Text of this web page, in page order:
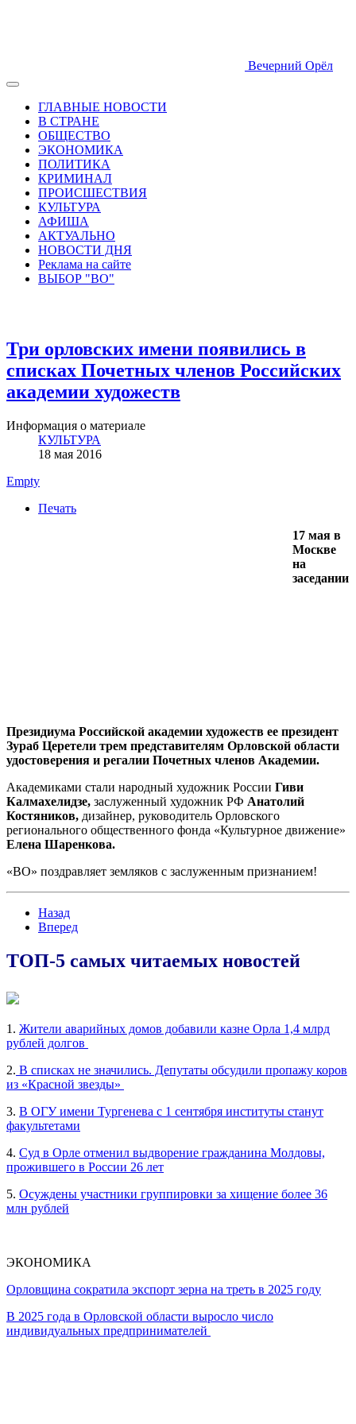
Вечерний Орёл
ГЛАВНЫЕ НОВОСТИ
В СТРАНЕ
ОБЩЕСТВО
ЭКОНОМИКА
ПОЛИТИКА
КРИМИНАЛ
ПРОИСШЕСТВИЯ
КУЛЬТУРА
АФИША
АКТУАЛЬНО
НОВОСТИ ДНЯ
Реклама на сайте
ВЫБОР "ВО"
Три орловских имени появились в
списках Почетных членов Российских
академии художеств
Информация о материале
КУЛЬТУРА
18 мая 2016
Empty
Печать
17 мая в
Москве
на
заседании
Президиума Российской академии художеств ее президент
Зураб Церетели трем представителям Орловской области
удостоверения и регалии Почетных членов Академии.
Академиками стали народный художник России Гиви
Калмахелидзе, заслуженный художник РФ Анатолий
Костяников, дизайнер, руководитель Орловского
регионального общественного фонда «Культурное движение»
Елена Шаренкова.
«ВО» поздравляет земляков с заслуженным признанием!
Назад
Вперед
ТОП-5 самых читаемых новостей
1. Жители аварийных домов добавили казне Орла 1,4 млрд
рублей долгов
2. В списках не значились. Депутаты обсудили пропажу коров
из «Красной звезды»
3. В ОГУ имени Тургенева с 1 сентября институты станут
факультетами
4. Суд в Орле отменил выдворение гражданина Молдовы,
прожившего в России 26 лет
5. Осуждены участники группировки за хищение более 36
млн рублей
ЭКОНОМИКА
Орловщина сократила экспорт зерна на треть в 2025 году
В 2025 года в Орловской области выросло число
индивидуальных предпринимателей